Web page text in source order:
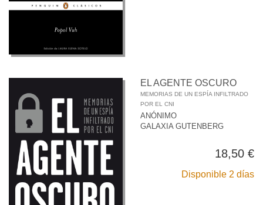
EL AGENTE OSCURO
MEMORIAS DE UN ESPÍA INFILTRADO
POR EL CNI
ANÓNIMO
GALAXIA GUTENBERG
18,50 €
Disponible 2 días